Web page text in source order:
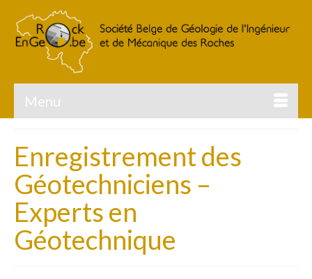
Menu
Enregistrement des
Géotechniciens –
Experts en
Géotechnique